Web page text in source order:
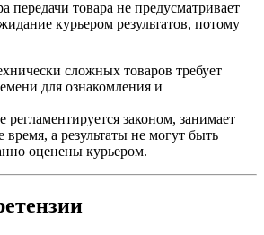
передачи товара не предусматривает
курьером результатов, потому
сложных товаров требует
для ознакомления и
регламентируется законом, занимает
время, а результаты не могут быть
оценены курьером.